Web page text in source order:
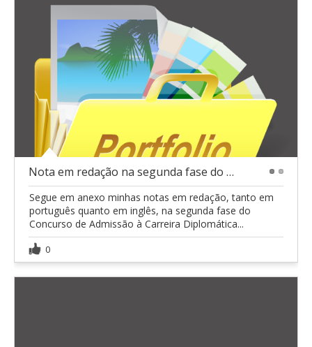
Nota em redação na segunda fase do CACD
Segue em anexo minhas notas em redação, tanto em
português quanto em inglês, na segunda fase do
Concurso de Admissão à Carreira Diplomática...
0